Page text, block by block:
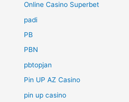
Online Casino Superbet
padi
PB
PBN
pbtopjan
Pin UP AZ Casino
pin up casino